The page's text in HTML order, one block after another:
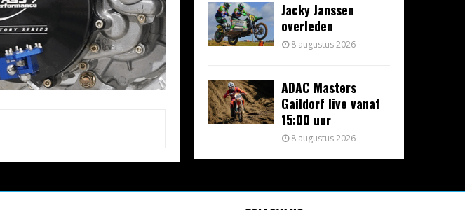
Jacky Janssen
overleden
8 augustus 2026
ADAC Masters
Gaildorf live vanaf
15:00 uur
8 augustus 2026